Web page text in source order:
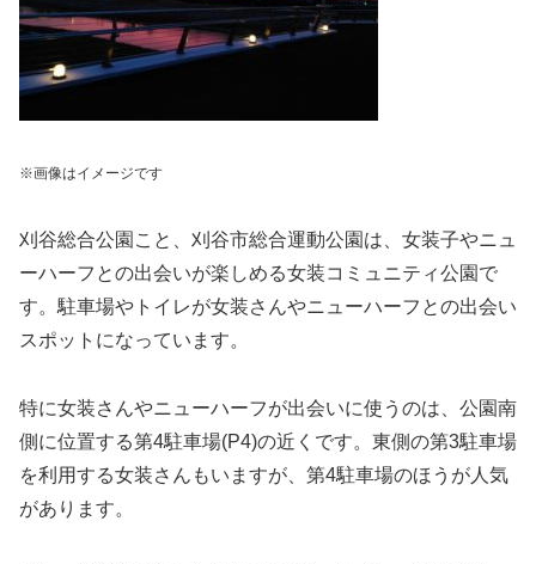
※画像はイメージです
刈谷総合公園こと、刈谷市総合運動公園は、女装子やニュ
ーハーフとの出会いが楽しめる女装コミュニティ公園で
す。駐車場やトイレが女装さんやニューハーフとの出会い
スポットになっています。
特に女装さんやニューハーフが出会いに使うのは、公園南
側に位置する第4駐車場(P4)の近くです。東側の第3駐車場
を利用する女装さんもいますが、第4駐車場のほうが人気
があります。